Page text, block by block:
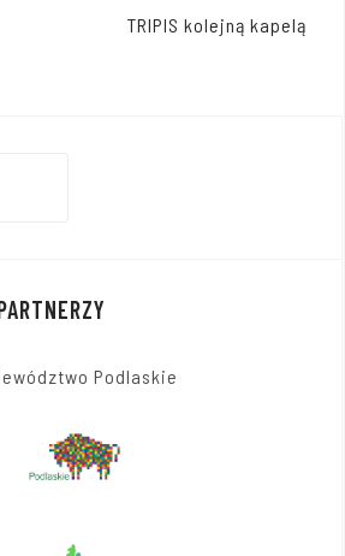
TRIPIS kolejną kapelą
Podlaskie